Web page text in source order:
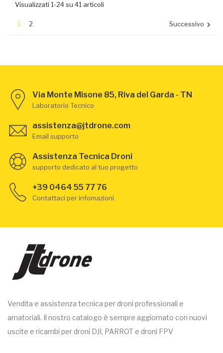
Visualizzati 1-24 su 41 articoli
1 2 Successivo 
Via Monte Misone 85, Riva del Garda - TN
Laboratorio Tecnico
assistenza@jtdrone.com
Email supporto
Assistenza Tecnica Droni
supporto dedicato al tuo progetto
+39 0464 55 77 76
Contattaci per infomazioni
Vendita e assistenza tecnica per droni professionali e
amatoriali. Il nostro catalogo è sempre aggiornato con nuovi
uscite e ricambi per droni DJI, PARROT e droni FPV